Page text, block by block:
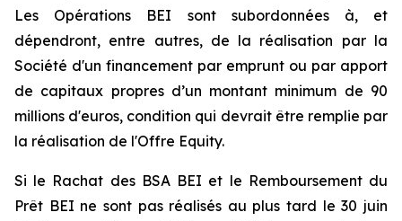
Les Opérations BEI sont subordonnées à, et
dépendront, entre autres, de la réalisation par la
Société d'un financement par emprunt ou par apport
de capitaux propres d’un montant minimum de 90
millions d'euros, condition qui devrait être remplie par
la réalisation de l'Offre Equity.
Si le Rachat des BSA BEI et le Remboursement du
Prêt BEI ne sont pas réalisés au plus tard le 30 juin